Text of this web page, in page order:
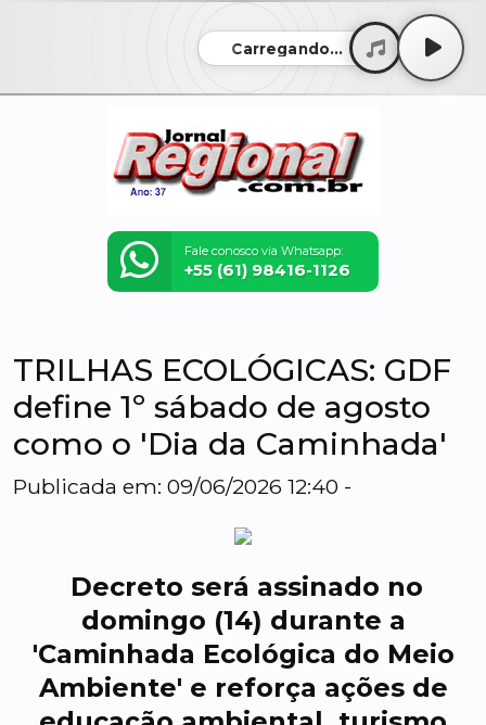
Carregando...
Fale conosco via Whatsapp:
+55 (61) 98416-1126
TRILHAS ECOLÓGICAS: GDF
define 1º sábado de agosto
como o 'Dia da Caminhada'
Publicada em: 09/06/2026 12:40 -
Decreto será assinado no
domingo (14) durante a
'Caminhada Ecológica do Meio
Ambiente' e reforça ações de